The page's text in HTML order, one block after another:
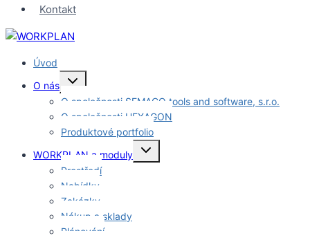
Kontakt
Úvod
O nás
Toggle
menu
O společnosti SEMACO tools and software, s.r.o.
O společnosti HEXAGON
Produktové portfolio
WORKPLAN a moduly
Toggle
Prostředí
Nabídky
Zakázky
Nákup a sklady
Plánování